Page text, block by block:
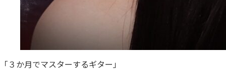
「３か月でマスターするギター」